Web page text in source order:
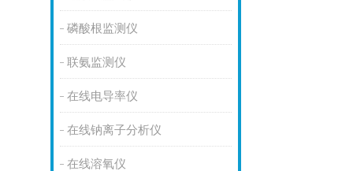
磷酸根监测仪
联氨监测仪
在线电导率仪
在线钠离子分析仪
在线溶氧仪